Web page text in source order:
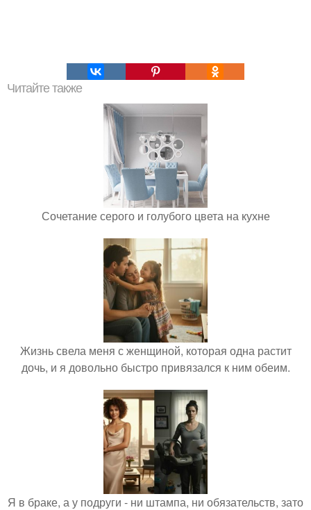
Читайте также
Сочетание серого и голубого цвета на кухне
Жизнь свела меня с женщиной, которая одна растит
дочь, и я довольно быстро привязался к ним обеим.
Я в браке, а у подруги - ни штампа, ни обязательств, зато